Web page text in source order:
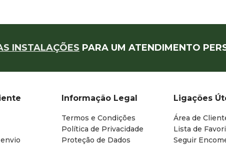
INSTALAÇÕES PARA UM ATENDIMENTO
Informação Legal
Termos e Condições
Política de Privacidade
Proteção de Dados
Ligações
Área de
Lista de
Seguir